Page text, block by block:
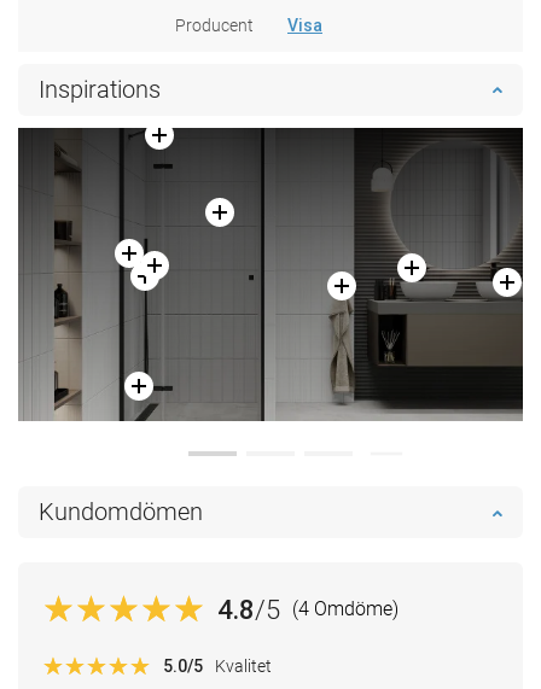
Producent Visa
Inspirations
Kundomdömen
4.8/5 (4 Omdöme)
5.0/5 Kvalitet